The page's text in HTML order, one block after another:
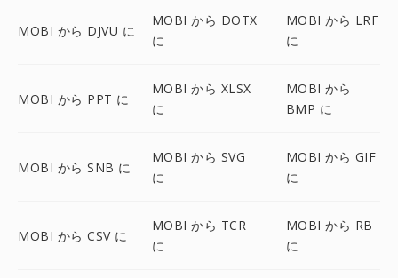
MOBI から DJVU に
MOBI から DOTX
に
MOBI から LRF
に
MOBI から PPT に
MOBI から XLSX
に
MOBI から
BMP に
MOBI から SNB に
MOBI から SVG
に
MOBI から GIF
に
MOBI から CSV に
MOBI から TCR
に
MOBI から RB
に